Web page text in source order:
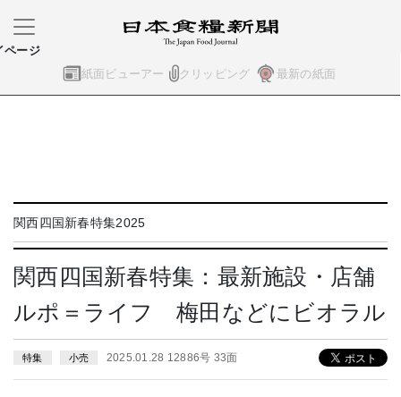
紙面ビューアー クリッピング 最新の紙面
ページ
関西四国新春特集2025
関西四国新春特集：最新施設・店舗
ルポ＝ライフ 梅田などにビオラル
特集 小売 2025.01.28 12886号 33面